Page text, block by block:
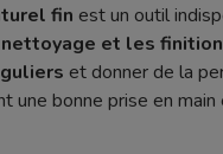
fin est un outil
et les
et donner de la
bonne prise en